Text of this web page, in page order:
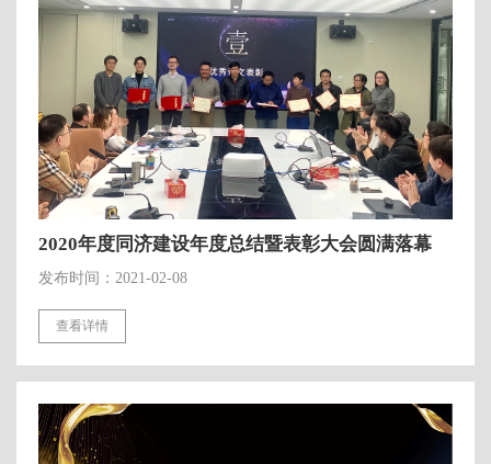
2020年度同济建设年度总结暨表彰大会圆满落幕
发布时间：2021-02-08
查看详情